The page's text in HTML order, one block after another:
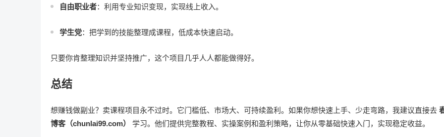
自由职业者：利用专业知识变现，实现线上收入。
学生党：把学到的技能整理成课程，低成本快速启动。
只要你肯整理知识并坚持推广，这个项目几乎人人都能做得好。
总结
想赚钱做副业？卖课程项目永不过时。它门槛低、市场大、可持续盈利。如果你想快速上手、少走弯路，我建议直接去
博客（chunlai99.com）
学习。他们提供完整教程、实操案例和盈利策略，让你从零基础快速入门，实现稳定收益。